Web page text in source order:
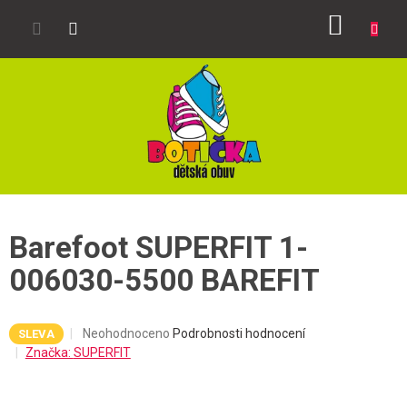
Barefoot SUPERFIT 1-
006030-5500 BAREFIT
SLEVA
Průměrné
hodnocení
Neohodnoceno Podrobnosti hodnocení
Značka: SUPERFIT